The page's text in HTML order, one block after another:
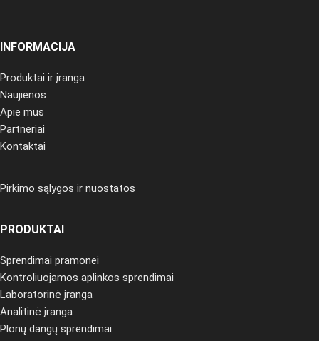
INFORMACIJA
Produktai ir įranga
Naujienos
Apie mus
Partneriai
Kontaktai
Pirkimo sąlygos ir nuostatos
PRODUKTAI
Sprendimai pramonei
Kontroliuojamos aplinkos sprendimai
Laboratorinė įranga
Analitinė įranga
Plonų dangų sprendimai